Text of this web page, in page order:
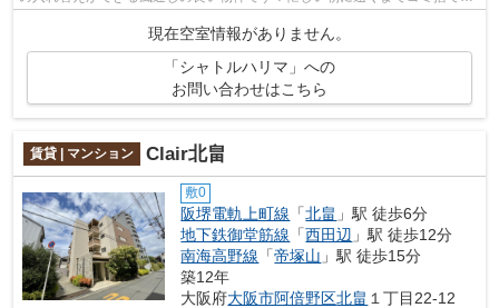
現在空室情報がありません。
「シャトルハリマ」への
お問い合わせはこちら
賃貸 | マンション Clair北畠
敷0
阪堺電軌上町線 「北畠 」駅 徒歩6分
地下鉄御堂筋線 「西田辺 」駅 徒歩12分
南海高野線 「帝塚山 」駅 徒歩15分
築12年
大阪府大阪市阿倍野区北畠 １丁目22-12